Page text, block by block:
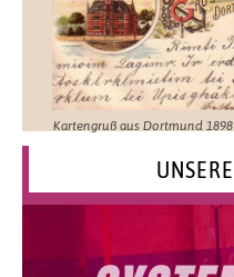
Kartengruß aus Dortmund